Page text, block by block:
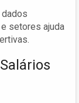
setores ajuda